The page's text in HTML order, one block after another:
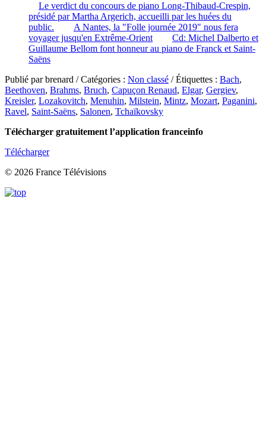
Le verdict du concours de piano Long-Thibaud-Crespin,
présidé par Martha Argerich, accueilli par les huées du
public.
A Nantes, la "Folle journée 2019" nous fera
voyager jusqu'en Extrême-Orient
Cd: Michel Dalberto et
Guillaume Bellom font honneur au piano de Franck et Saint-
Saëns
Publié par brenard / Catégories : Non classé / Étiquettes : Bach,
Beethoven, Brahms, Bruch, Capuçon Renaud, Elgar, Gergiev,
Kreisler, Lozakovitch, Menuhin, Milstein, Mintz, Mozart, Paganini,
Ravel, Saint-Saëns, Salonen, Tchaïkovsky
Télécharger gratuitement l’application franceinfo
Télécharger
© 2026 France Télévisions